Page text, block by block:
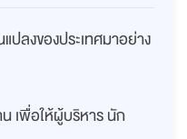
ลงของประเทศมาอย่าง
เพื่อให้ผู้บริหาร นัก